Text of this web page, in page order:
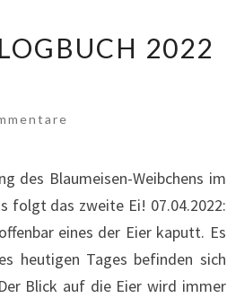
2022
des Blaumeisen-Weibchens im
folgt das zweite Ei! 07.04.2022:
eines der Eier kaputt. Es
heutigen Tages befinden sich
Blick auf die Eier wird immer